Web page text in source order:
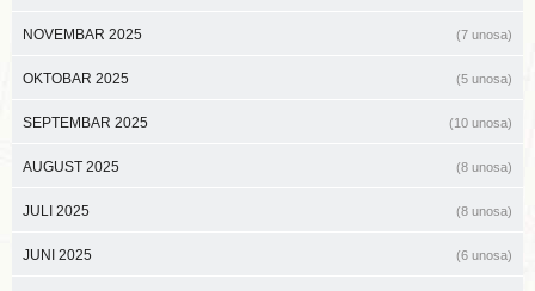
NOVEMBAR 2025 (7 unosa)
OKTOBAR 2025 (5 unosa)
SEPTEMBAR 2025 (10 unosa)
AUGUST 2025 (8 unosa)
JULI 2025 (8 unosa)
JUNI 2025 (6 unosa)